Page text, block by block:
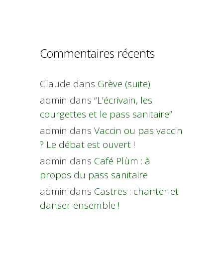
Commentaires récents
Claude dans Grève (suite)
admin dans “L’écrivain, les
courgettes et le pass sanitaire”
admin dans Vaccin ou pas vaccin
? Le débat est ouvert !
admin dans Café Plùm : à
propos du pass sanitaire
admin dans Castres : chanter et
danser ensemble !